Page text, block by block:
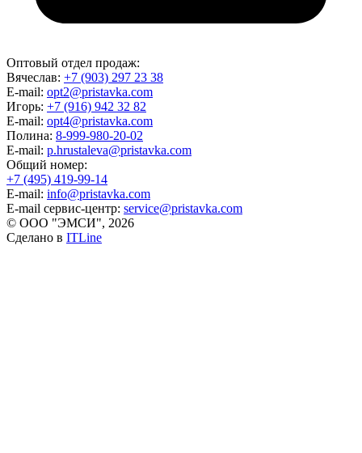
Оптовый отдел продаж:
Вячеслав: +7 (903) 297 23 38
E-mail: opt2@pristavka.com
Игорь: +7 (916) 942 32 82
E-mail: opt4@pristavka.com
Полина: 8-999-980-20-02
E-mail: p.hrustaleva@pristavka.com
Общий номер:
+7 (495) 419-99-14
E-mail: info@pristavka.com
E-mail сервис-центр: service@pristavka.com
© ООО "ЭМСИ", 2026
Сделано в ITLine